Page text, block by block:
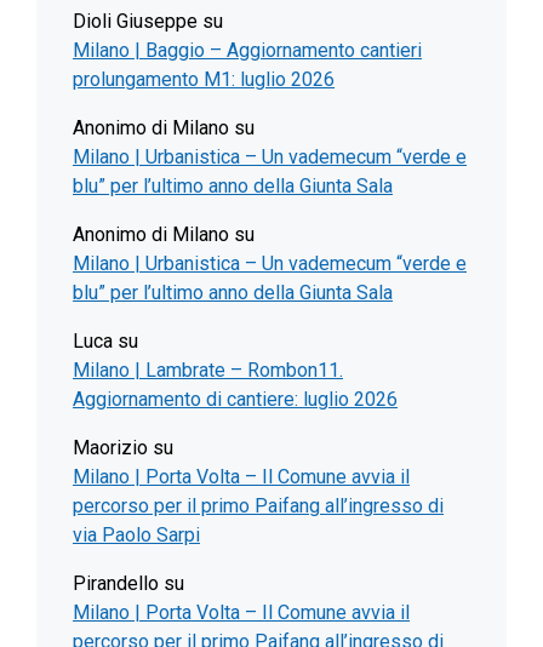
Dioli Giuseppe su
Milano | Baggio – Aggiornamento cantieri
prolungamento M1: luglio 2026
Anonimo di Milano su
Milano | Urbanistica – Un vademecum “verde e
blu” per l’ultimo anno della Giunta Sala
Anonimo di Milano su
Milano | Urbanistica – Un vademecum “verde e
blu” per l’ultimo anno della Giunta Sala
Luca su
Milano | Lambrate – Rombon11.
Aggiornamento di cantiere: luglio 2026
Maorizio su
Milano | Porta Volta – Il Comune avvia il
percorso per il primo Paifang all’ingresso di
via Paolo Sarpi
Pirandello su
Milano | Porta Volta – Il Comune avvia il
percorso per il primo Paifang all’ingresso di